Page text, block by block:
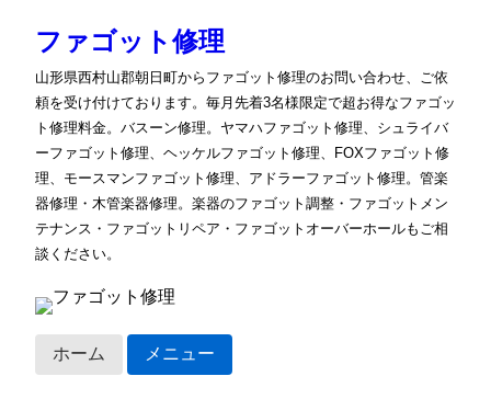
ファゴット修理
山形県西村山郡朝日町からファゴット修理のお問い合わせ、ご依
頼を受け付けております。毎月先着3名様限定で超お得なファゴッ
ト修理料金。バスーン修理。ヤマハファゴット修理、シュライバ
ーファゴット修理、ヘッケルファゴット修理、FOXファゴット修
理、モースマンファゴット修理、アドラーファゴット修理。管楽
器修理・木管楽器修理。楽器のファゴット調整・ファゴットメン
テナンス・ファゴットリペア・ファゴットオーバーホールもご相
談ください。
ホーム メニュー